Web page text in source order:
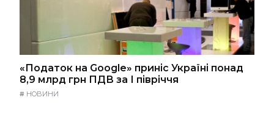
«Податок на Google» приніс Україні понад
8,9 млрд грн ПДВ за І півріччя
# НОВИНИ